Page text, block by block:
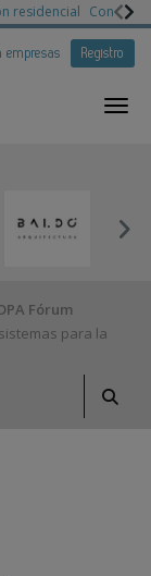
residencial
empresas Registro
Fórum
para la